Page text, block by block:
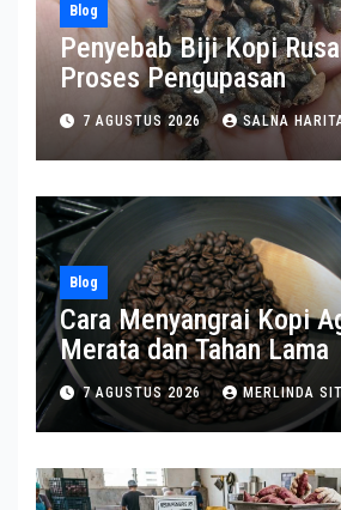
Blog
Penyebab Biji Kopi
Proses Pengupasan
7 AGUSTUS 2026 SALNA
Blog
Cara Menyangrai Kopi
Merata dan Tahan Lama
7 AGUSTUS 2026 MERLINDA